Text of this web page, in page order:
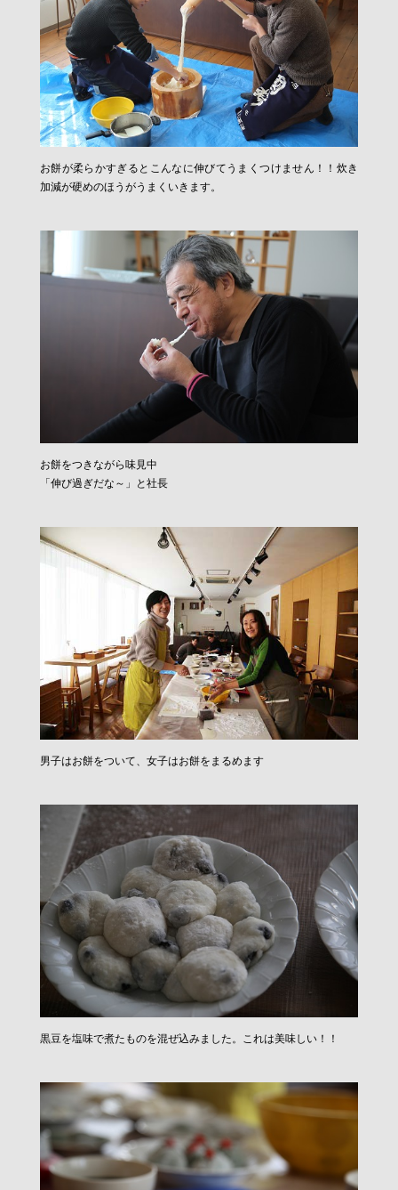
お餅が柔らかすぎるとこんなに伸びてうまくつけません！！炊き
加減が硬めのほうがうまくいきます。
お餅をつきながら味見中
「伸び過ぎだな～」と社長
男子はお餅をついて、女子はお餅をまるめます
黒豆を塩味で煮たものを混ぜ込みました。これは美味しい！！